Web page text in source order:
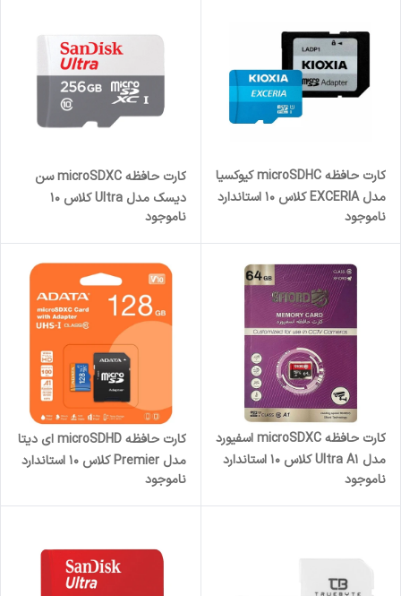
کارت حافظه‌ microSDHC کیوکسیا
مدل EXCERIA کلاس 10 استاندارد
ظرفیت 32 گیگابایت به همراه
آداپتور SD
ناموجود
کارت حافظه microSDXC سن
دیسک مدل Ultra کلاس 10
100MBps ظرفیت 256 گیگابایت
ناموجود
کارت حافظه microSDXC اسفیورد
مدل Ultra A1 کلاس 10 استاندارد
64 گیگابایت
ناموجود
کارت حافظه‌ microSDHD ای دیتا
مدل Premier کلاس 10 استاندارد
ظرفیت 128 گیگابایت
ناموجود